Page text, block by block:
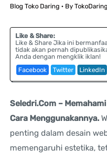
Blog Toko Daring • By
Like & Share:
Like & Share Jika ini
tidak akan pernah
Anda dengan mengklik iklan!
Facebook
Twitter LinkedIn
Seledri.Com –
Cara Menggunakannya.
penting dalam desain
memengaruhi estetika,